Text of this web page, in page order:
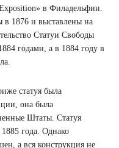
в Филадельфии.
в 1876 и выставлены на
Статуи Свободы
годами, а в 1884 году в
статуя была
она была
Штаты. Статуя
года. Однако
а вся конструкция не